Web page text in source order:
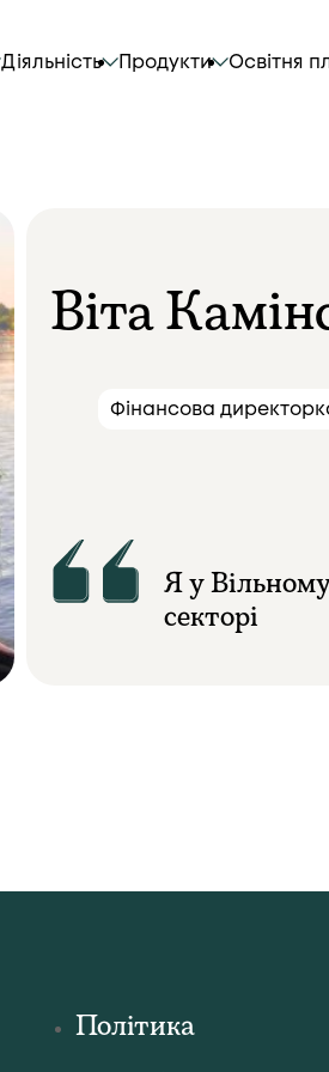
Діяльність Продукти Освітня
Віта
Фінансова
Я у
секторі
Політика